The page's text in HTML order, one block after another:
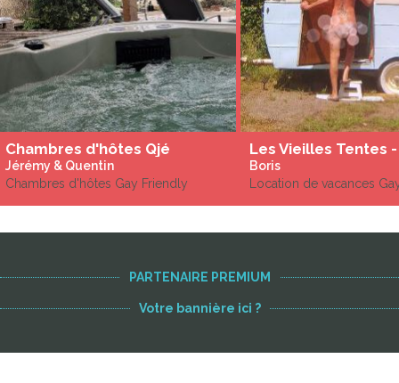
Chambres d'hôtes Qjé
Jérémy & Quentin
Chambres d'hôtes Gay Friendly
Boris
Location de vacances
PARTENAIRE PREMIUM
Votre bannière ici ?